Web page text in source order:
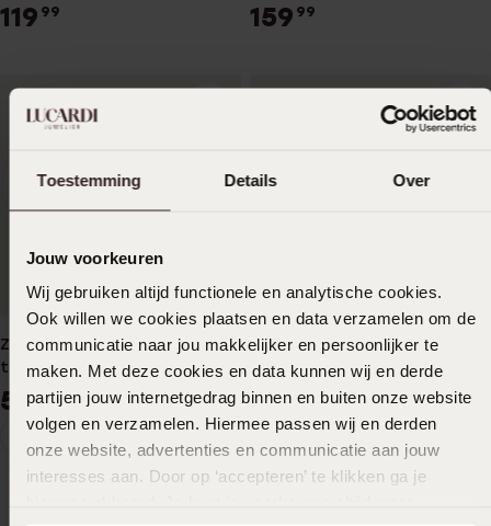
Toestemming Details Over
Jouw voorkeuren
Wij gebruiken altijd functionele en analytische cookies.
Ook willen we cookies plaatsen en data verzamelen om de
communicatie naar jou makkelijker en persoonlijker te
maken. Met deze cookies en data kunnen wij en derde
partijen jouw internetgedrag binnen en buiten onze website
volgen en verzamelen. Hiermee passen wij en derden
onze website, advertenties en communicatie aan jouw
interesses aan. Door op ‘accepteren’ te klikken ga je
119 99 159 99
Zilveren goldplated
tennisarmband met
5999
Zilveren tennisarmband
49 99
Huidige
pagina
1
naarArmbanden